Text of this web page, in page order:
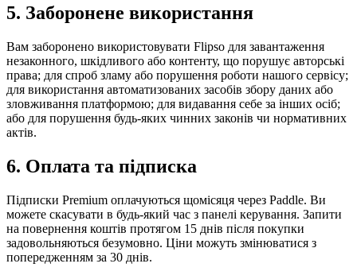
5. Заборонене використання
Вам заборонено використовувати Flipso для завантаження
незаконного, шкідливого або контенту, що порушує авторські
права; для спроб зламу або порушення роботи нашого сервісу;
для використання автоматизованих засобів збору даних або
зловживання платформою; для видавання себе за інших осіб;
або для порушення будь-яких чинних законів чи нормативних
актів.
6. Оплата та підписка
Підписки Premium оплачуються щомісяця через Paddle. Ви
можете скасувати в будь-який час з панелі керування. Запити
на повернення коштів протягом 15 днів після покупки
задовольняються безумовно. Ціни можуть змінюватися з
попередженням за 30 днів.